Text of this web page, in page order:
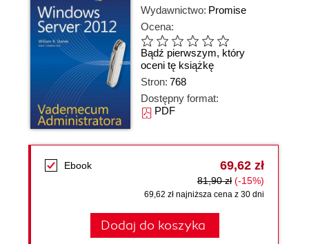
Wydawnictwo: Promise
Ocena:
Bądź pierwszym, który
oceni tę książkę
Stron: 768
Dostępny format:
PDF
Ebook 69,62 zł
81,90 zł (-15%)
69,62 zł najniższa cena z 30 dni
Dodaj do koszyka